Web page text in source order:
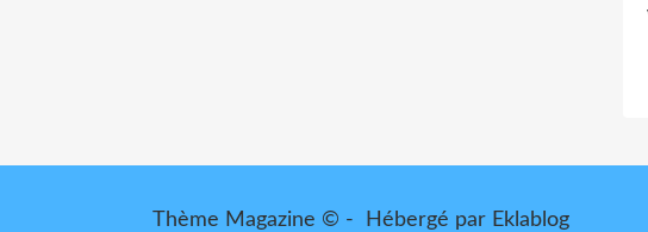
Thème Magazine © - Hébergé par Eklablog